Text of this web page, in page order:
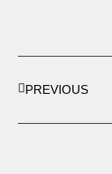
PREVIOUS